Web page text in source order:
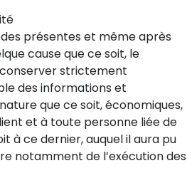
présentes et même après
cause que ce soit, le
strictement
des informations et
que ce soit, économiques,
et à toute personne liée de
à ce dernier, auquel il aura pu
notamment de l’exécution des